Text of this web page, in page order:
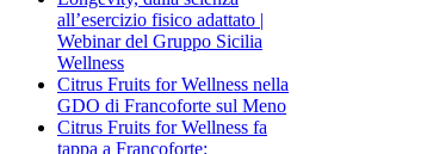
all’esercizio fisico adattato |
Webinar del Gruppo Sicilia
Wellness
Citrus Fruits for Wellness nella
GDO di Francoforte sul Meno
Citrus Fruits for Wellness fa
tappa a Francoforte: